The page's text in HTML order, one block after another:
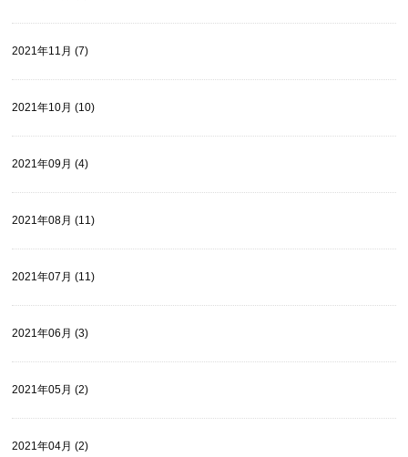
2021年11月 (7)
2021年10月 (10)
2021年09月 (4)
2021年08月 (11)
2021年07月 (11)
2021年06月 (3)
2021年05月 (2)
2021年04月 (2)